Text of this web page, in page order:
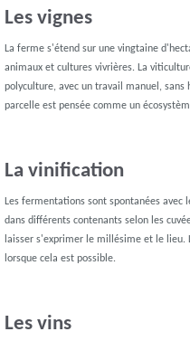
Les vignes
La ferme s'étend sur une vingtaine
animaux et cultures vivrières. La
polyculture, avec un travail manuel, sans
parcelle est pensée comme un
La vinification
Les fermentations sont spontanées avec
dans différents contenants selon les
laisser s'exprimer le millésime et le lieu.
lorsque cela est possible.
Les vins